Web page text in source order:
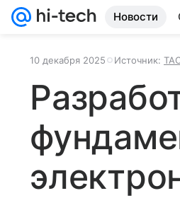
Новости
10 декабря 2025 Источник: